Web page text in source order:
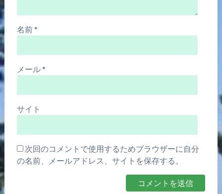
名前*
メール*
サイト
次回のコメントで使用するためブラウザーに自分
の名前、メールアドレス、サイトを保存する。